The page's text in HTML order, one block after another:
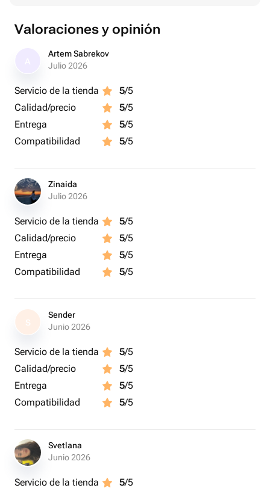
Valoraciones y opinión
Artem Sabrekov
Julio 2026
Servicio de la tienda 5/5
Calidad/precio
5/5
Entrega
5/5
Compatibilidad
5/5
Zinaida
Julio 2026
Servicio de la tienda 5/5
Calidad/precio
5/5
Entrega
5/5
Compatibilidad
5/5
S
Sender
Junio 2026
Servicio de la tienda 5/5
Calidad/precio
5/5
Entrega
5/5
Compatibilidad
5/5
Svetlana
Junio 2026
Servicio de la tienda 5/5